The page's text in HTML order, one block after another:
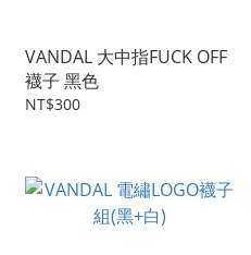
VANDAL 大中指FUCK OFF
襪子 黑色
NT$300